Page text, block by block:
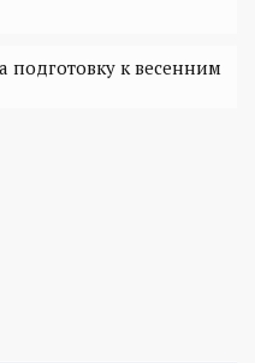
подготовку к весенним